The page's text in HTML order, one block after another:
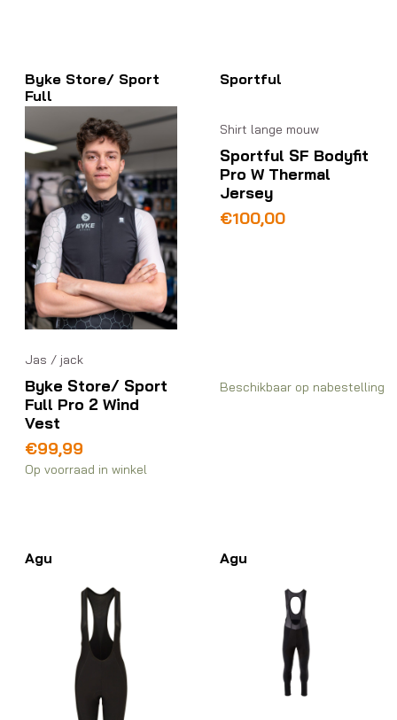
Byke Store/ Sport
Full
Jas / jack
Byke Store/ Sport
Full Pro 2 Wind
Vest
€99,99
Op voorraad in winkel
Sportful
Shirt lange mouw
Sportful SF Bodyfit
Pro W Thermal
Jersey
€100,00
Beschikbaar op nabestelling
Agu Agu